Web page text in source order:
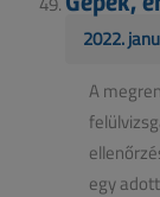
2022.
A
egy